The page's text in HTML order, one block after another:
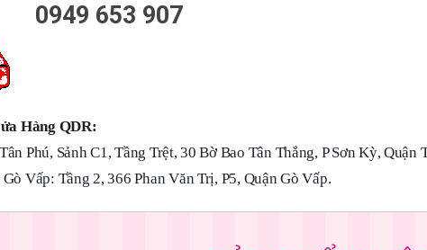
0949 653 907
Hàng QDR:
Phú, Sảnh C1, Tầng Trệt, 30 Bờ Bao Tân Thắng, P Sơn Kỳ, Quận
Vấp: Tầng 2, 366 Phan Văn Trị, P5, Quận Gò Vấp.